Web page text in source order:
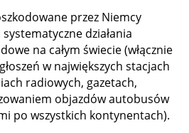
przez Niemcy
działania
na całym świecie (włącznie
w największych stacjach
radiowych, gazetach,
objazdów autobusów
po wszystkich kontynentach).